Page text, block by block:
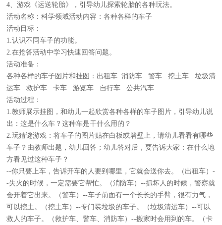
4、游戏《运送轮胎》，引导幼儿探索轮胎的各种玩法。
活动名称：科学领域活动内容：各种各样的车子
活动目标：
1.认识不同车子的功能。
2.在抢答活动中学习快速回答问题。
活动准备：
各种各样的车子图片和挂图：出租车 消防车 警车 挖土车 垃圾清
运车 救护车 卡车 游览车 自行车 公共汽车
活动过程：
1.教师展示挂图，和幼儿一起欣赏各种各样的车子图片，引导幼儿说
出：这是什么车？这种车是干什么用的？
2.玩猜谜游戏：将车子的图片贴在白板或墙壁上，请幼儿看看有哪些
车子？由教师出题，幼儿回答；幼儿答对后，要告诉大家：在什么地
方看见过这种车子？
--你只要上车，告诉开车的人要到哪里，它就会送你去。（出租车）-
-失火的时候，一定需要它帮忙。（消防车）--抓坏人的时候，警察就
会开着它出来。（警车）--车子前面有一个长长的手臂，很有力气，
可以挖土。（挖土车）--专门装垃圾的车子。（垃圾清运车）--可以
救人的车子。（救护车、警车、消防车）--搬家时会用到的车。（卡